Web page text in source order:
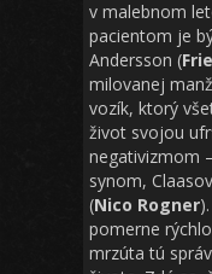
v malebnom
pacientom je
Andersson (
milovanej
vozík, ktorý
život svojou
negativizmom
synom,
(Nico Rogner
pomerne
mrzúta tú